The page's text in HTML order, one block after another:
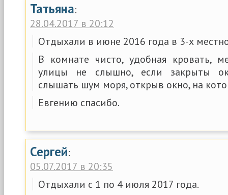
Татьяна:
28.04.2017 в 20:12
Отдыхали в июне 2016 года в 3-х
В комнате чисто, удобная кровать,
улицы не слышно, если закрыты
слышать шум моря, открыв окно, на
Евгению спасибо.
Сергей:
05.07.2017 в 20:35
Отдыхали с 1 по 4 июля 2017 года.